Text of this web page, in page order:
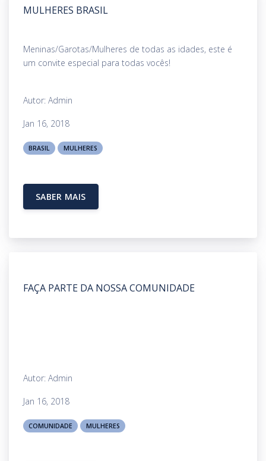
MULHERES BRASIL
Meninas/Garotas/Mulheres de todas as idades, este é
um convite especial para todas vocês!
Autor: Admin
Jan 16, 2018
BRASIL MULHERES
SABER MAIS
FAÇA PARTE DA NOSSA COMUNIDADE
Autor: Admin
Jan 16, 2018
COMUNIDADE MULHERES